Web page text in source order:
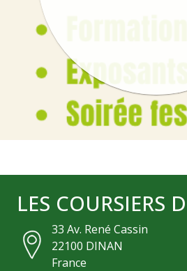
LES COURSIERS
33 Av. René Cassin
22100 DINAN
France